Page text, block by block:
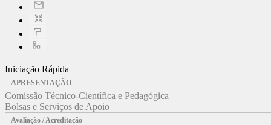
Iniciação Rápida
APRESENTAÇÃO
Comissão Técnico-Científica e Pedagógica
Bolsas e Serviços de Apoio
Avaliação / Acreditação